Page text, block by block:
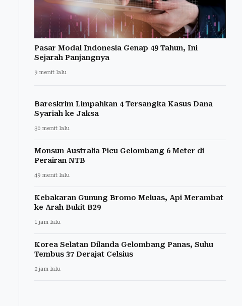
Pasar Modal Indonesia Genap 49 Tahun, Ini
Sejarah Panjangnya
9 menit lalu
Bareskrim Limpahkan 4 Tersangka Kasus Dana
Syariah ke Jaksa
30 menit lalu
Monsun Australia Picu Gelombang 6 Meter di
Perairan NTB
49 menit lalu
Kebakaran Gunung Bromo Meluas, Api Merambat
ke Arah Bukit B29
1 jam lalu
Korea Selatan Dilanda Gelombang Panas, Suhu
Tembus 37 Derajat Celsius
2 jam lalu